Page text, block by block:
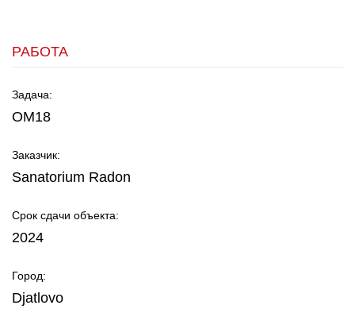
РАБОТА
Задача:
OM18
Заказчик:
Sanatorium Radon
Срок сдачи объекта:
2024
Город:
Djatlovo